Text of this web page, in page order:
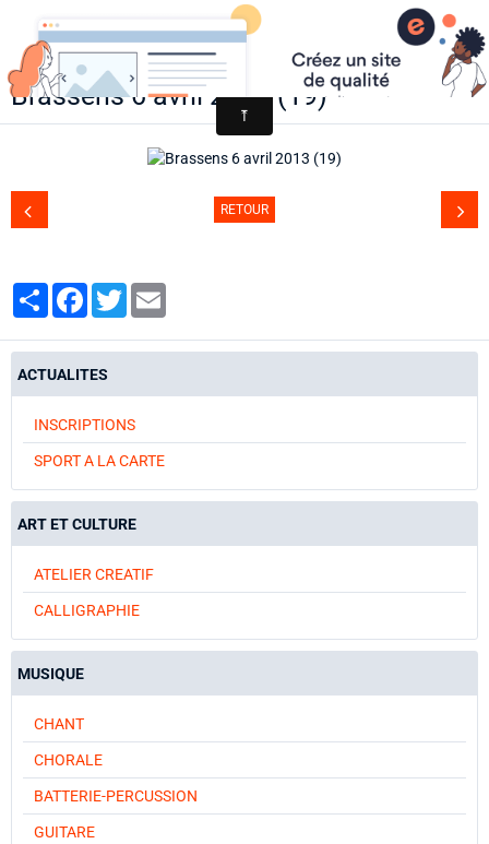
AACCA
Page d'accueil
Diaporamas
Brassens 6 avril 2013 (19)
RETOUR
PartagerFacebook
Twitter
ACTUALITES
INSCRIPTIONS
SPORT A LA CARTE
ART ET CULTURE
ATELIER CREATIF
CALLIGRAPHIE
MUSIQUE
CHANT
CHORALE
BATTERIE-PERCUSSION
GUITARE